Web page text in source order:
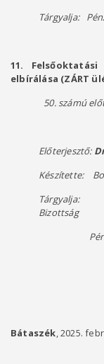
Tárgyalja:
11.
elbírálása (ZÁRT
50. számú
Előterjesztő:
Készítette:
Tárgyalja:
Bizottság
Bátaszék, 2025.